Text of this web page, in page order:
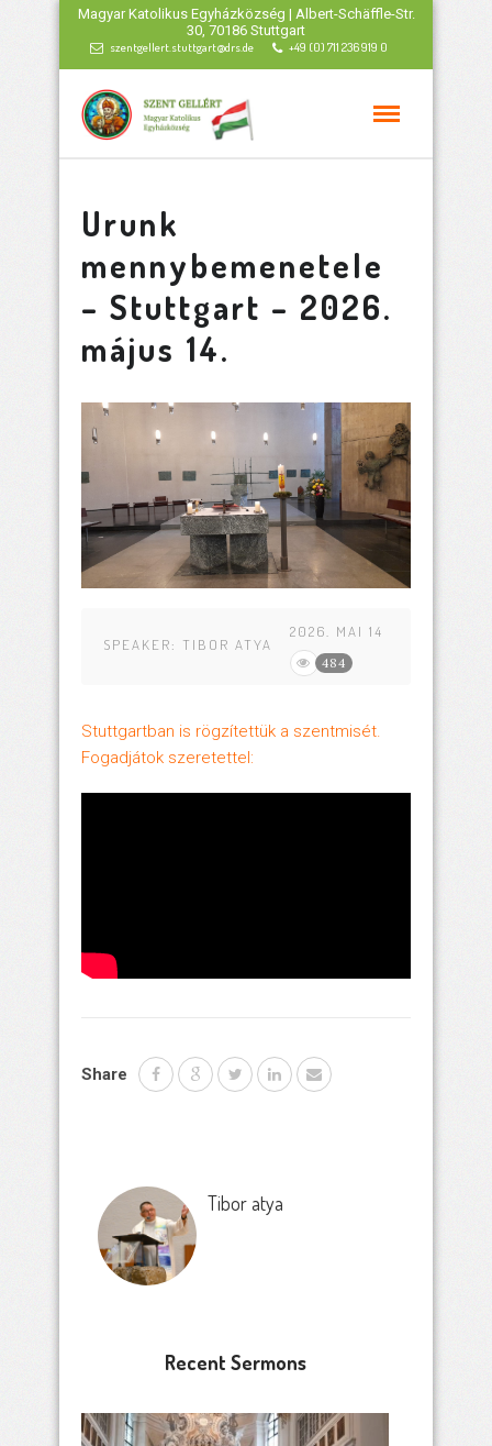
Magyar Katolikus Egyházközség | Albert-Schäffle-Str.
30, 70186 Stuttgart
szentgellert.stuttgart@drs.de +49 (0) 711 236 919 0
Urunk
mennybemenetele
– Stuttgart – 2026.
május 14.
SPEAKER: TIBOR ATYA
2026. MAI 14
484
Stuttgartban is rögzítettük a szentmisét.
Fogadjátok szeretettel:
Share
Tibor atya
Recent Sermons